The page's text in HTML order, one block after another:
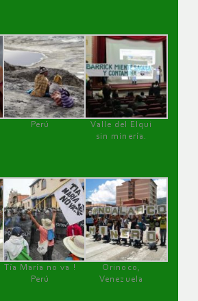
Perú
Valle del Elqui
sin minería.
Tía María no va !
Perú
Orinoco,
Venezuela